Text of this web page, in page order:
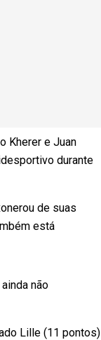
Kherer e Juan
durante
de suas
está
não
Lille (11 pontos)